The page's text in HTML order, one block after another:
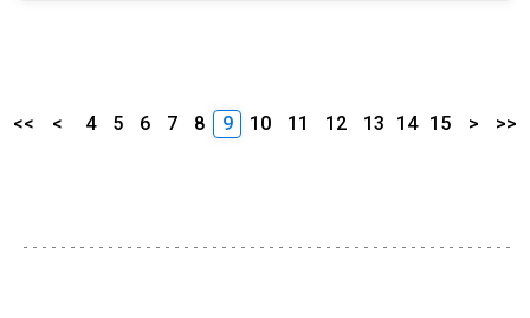
<< < 4 5 6 7 8 9 10 11 12 13 14 15 > >>